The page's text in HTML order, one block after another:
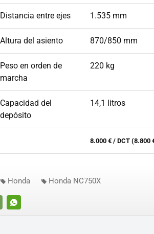
Distancia entre ejes 1.535 mm
Altura del asiento 870/850 mm
Peso en orden de
marcha
220 kg
Capacidad del
depósito
14,1 litros
8.000 € / DCT (8.800
WHATSAPP
Honda Honda NC750X